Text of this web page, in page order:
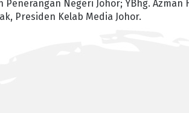
Penerangan Negeri Johor; YBhg.
Presiden Kelab Media Johor.